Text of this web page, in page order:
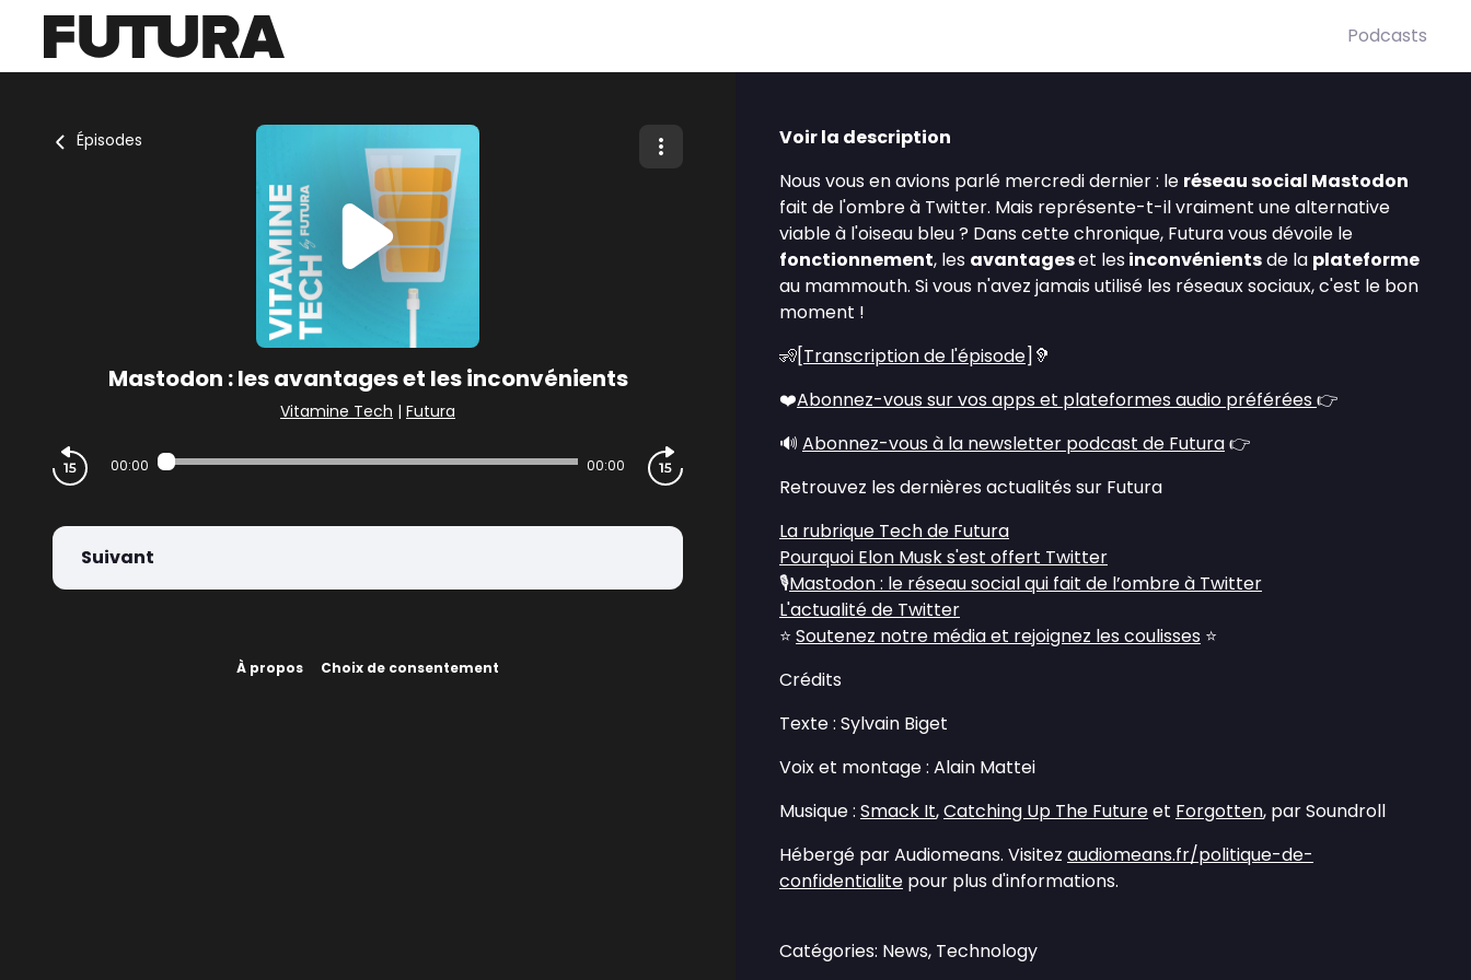
Podcasts
Épisodes
Mastodon : les avantages et les inconvénients
Vitamine Tech | Futura
00:00 00:00
Suivant
À propos Choix de consentement
Voir la description
Nous vous en avions parlé mercredi dernier : le réseau social Mastodon
fait de l'ombre à Twitter. Mais représente-t-il vraiment une alternative
viable à l'oiseau bleu ? Dans cette chronique, Futura vous dévoile le
fonctionnement, les avantageset les inconvénientsde la plateforme
au mammouth. Si vous n'avez jamais utilisé les réseaux sociaux, c'est le bon
moment !
🧏[Transcription de l'épisode]🦻
❤️Abonnez-vous sur vos apps et plateformes audio préférées 👉
🔊 Abonnez-vous à la newsletter podcast de Futura👉
Retrouvez les dernières actualités sur Futura
La rubrique Tech de Futura
Pourquoi Elon Musk s'est offert Twitter
🎙️Mastodon : le réseau social qui fait de l’ombre à Twitter
L'actualité de Twitter
⭐ Soutenez notre média et rejoignez les coulisses ⭐
Crédits
Texte : Sylvain Biget
Voix et montage : Alain Mattei
Musique : Smack It,Catching Up The Futureet Forgotten, par Soundroll
Hébergé par Audiomeans. Visitez audiomeans.fr/politique-de-
confidentialite pour plus d'informations.
Catégories: News, Technology